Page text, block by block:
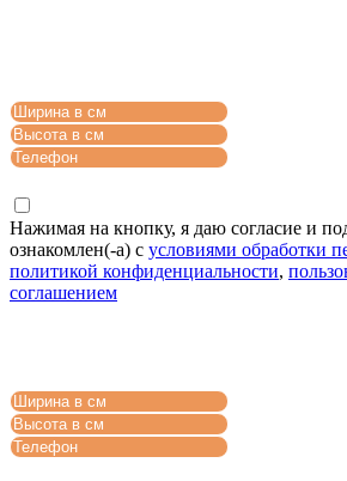
Нажимая на кнопку, я даю согласие и
ознакомлен(-а) с условиями обработки
политикой конфиденциальности,
соглашением